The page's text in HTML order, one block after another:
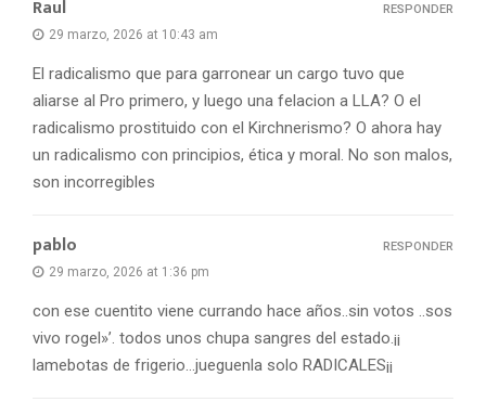
Raul
29 marzo, 2026 at 10:43 am
El radicalismo que para garronear un cargo tuvo que
aliarse al Pro primero, y luego una felacion a LLA? O el
radicalismo prostituido con el Kirchnerismo? O ahora hay
un radicalismo con principios, ética y moral. No son malos,
son incorregibles
RESPONDER
pablo
29 marzo, 2026 at 1:36 pm
con ese cuentito viene currando hace años..sin votos ..sos
vivo rogel»’. todos unos chupa sangres del estado.¡¡
lamebotas de frigerio…jueguenla solo RADICALES¡¡
RESPONDER